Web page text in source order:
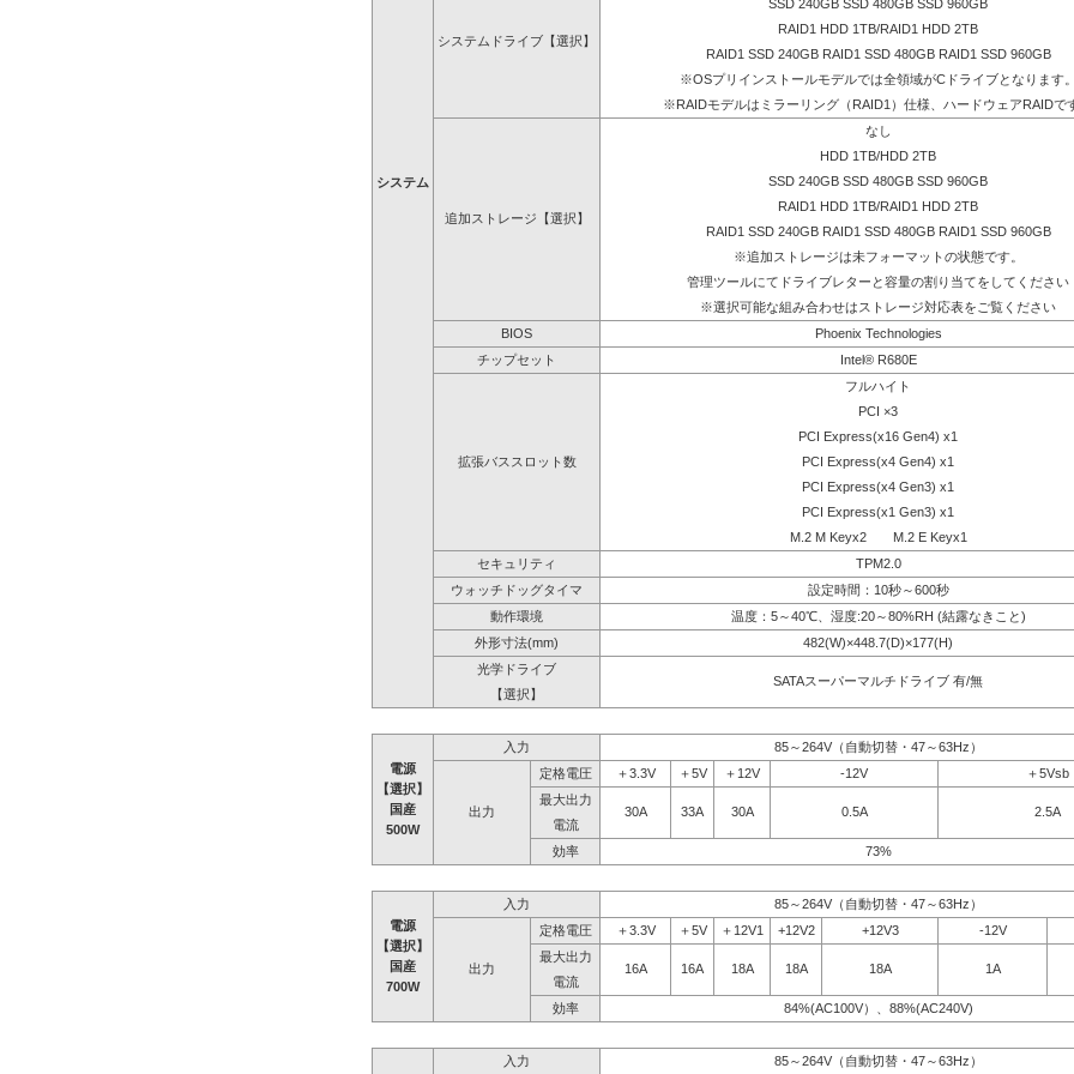
システム
システムドライブ【選択】
SSD 240GB SSD 480GB SSD 960GB
RAID1 HDD 1TB/RAID1 HDD 2TB
RAID1 SSD 240GB RAID1 SSD 480GB RAID1 SSD 960GB
※OSプリインストールモデルでは全領域がCドライブとなります
※RAIDモデルはミラーリング（RAID1）仕様、ハードウェアRAIDで
追加ストレージ【選択】
なし
HDD 1TB/HDD 2TB
SSD 240GB SSD 480GB SSD 960GB
RAID1 HDD 1TB/RAID1 HDD 2TB
RAID1 SSD 240GB RAID1 SSD 480GB RAID1 SSD 960GB
※追加ストレージは未フォーマットの状態です。
管理ツールにてドライブレターと容量の割り当てをしてください
※選択可能な組み合わせはストレージ対応表をご覧ください
BIOS
Phoenix Technologies
チップセット
Intel® R680E
拡張バススロット数
フルハイト
PCI ×3
PCI Express(x16 Gen4) x1
PCI Express(x4 Gen4) x1
PCI Express(x4 Gen3) x1
PCI Express(x1 Gen3) x1
M.2 M Keyx2 M.2 E Keyx1
セキュリティ
TPM2.0
ウォッチドッグタイマ
設定時間：10秒～600秒
動作環境
温度：5～40℃、湿度:20～80%RH (結露なきこと)
外形寸法(mm)
482(W)×448.7(D)×177(H)
光学ドライブ
SATAスーパーマルチドライブ 有/無
【選択】
電源
【選択】
国産
500W
入力 85～264V（自動切替・47～63Hz）
出力
定格電圧 ＋3.3V ＋5V ＋12V -12V
＋5Vsb
最大出力
30A
33A 30A 0.5A
2.5A
電流
効率
73%
電源
【選択】
国産
700W
入力 85～264V（自動切替・47～63Hz）
出力
定格電圧 ＋3.3V ＋5V ＋12V1 +12V2 +12V3
-12V
最大出力
16A
16A 18A 18A 18A
1A
電流
効率
84%(AC100V）、88%(AC240V)
入力 85～264V（自動切替・47～63Hz）